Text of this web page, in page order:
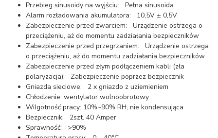
Przebieg sinusoidy na wyjściu: Pełna sinusoida
Alarm rozładowania akumulatora: 10,5V ± 0,5V
Zabezpieczenie przed zwarciem: Urządzenie ostrzega o
przeciążeniu, aż do momentu zadziałania bezpieczników
Zabezpieczenie przed przegrzaniem: Urządzenie ostrzega
o przeciążeniu, aż do momentu zadziałania bezpieczników
Zabezpieczenie przed złym podłączeniem kabli (zła
polaryzacja): Zabezpieczenie poprzez bezpiecznik
Gniazda sieciowe: 2 x gniazdo z uziemieniem
Chłodzenie: wentylator wolnoobrotowy
Wilgotność pracy: 10%~90% RH, nie kondensująca
Bezpiecznik: 2szt. 40 Amper
Sprawność: >90%